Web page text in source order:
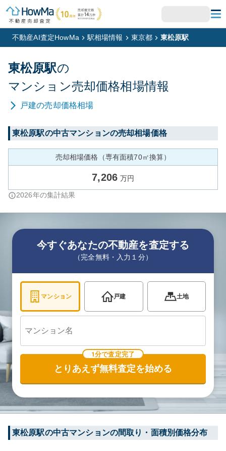
不動産AI査定HowMa 駅相場情報 東京都 東松原駅
東松原駅の
マンション売却価格相場情報
戸建の売却価格相場
東松原駅の中古マンションの売却相場価格
売却相場価格（専有面積70㎡換算）
7,206 万円
2026年の集計結果
今すぐあなたの不動産を査定する
（完全無料・入力１分）
マンション 戸建 土地
1分で査定完了
とりあえず無料査定を始める
東松原駅の中古マンションの間取り・面積別価格分布